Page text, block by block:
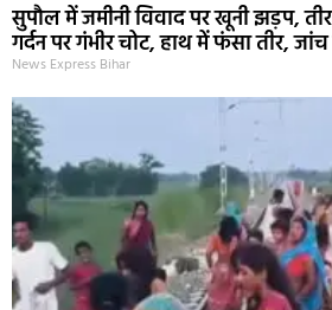
सुपौल में जमीनी विवाद पर खूनी झड़प,
गर्दन पर गंभीर चोट, हाथ में फंसा तीर,
News Express Bihar